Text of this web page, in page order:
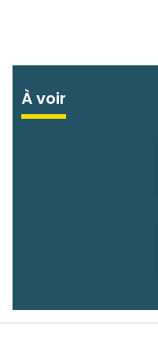
À voir